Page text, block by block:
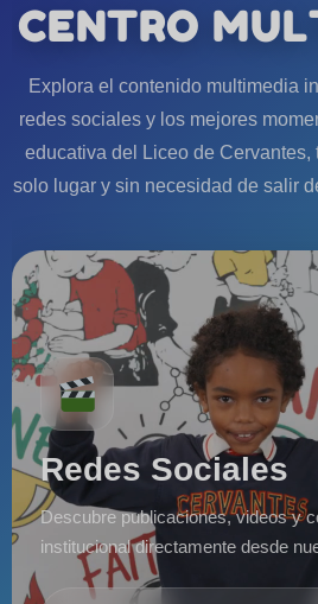
CENTRO
Explora el contenido multimedia
redes sociales y los mejores
educativa del Liceo de Cervantes,
solo lugar y sin necesidad de salir
Redes Sociales
Descubre publicaciones, videos y
institucional directamente desde